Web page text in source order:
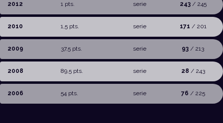
2012 1 pts. serie 243/ 245
2010 1,5 pts. serie 171 / 201
2009 37,5 pts. serie 93 / 213
2008 89,5 pts. serie 28 / 243
2006 54 pts. serie 76 / 225